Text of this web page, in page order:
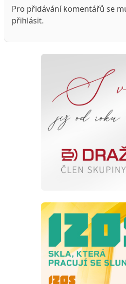
Pro přidávání komentářů se
přihlásit.